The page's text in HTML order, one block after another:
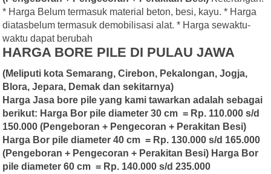
* Harga Belum termasuk material beton, besi, kayu. * Harga
diatasbelum termasuk demobilisasi alat. * Harga sewaktu-
waktu dapat berubah
HARGA BORE PILE DI PULAU JAWA
(Meliputi kota Semarang, Cirebon, Pekalongan, Jogja,
Blora, Jepara, Demak dan sekitarnya)
Harga Jasa bore pile yang kami tawarkan adalah sebagai
berikut: Harga Bor pile diameter 30 cm = Rp. 110.000 s/d
150.000 (Pengeboran + Pengecoran + Perakitan Besi)
Harga Bor pile diameter 40 cm = Rp. 130.000 s/d 165.000
(Pengeboran + Pengecoran + Perakitan Besi) Harga Bor
pile diameter 60 cm = Rp. 140.000 s/d 235.000